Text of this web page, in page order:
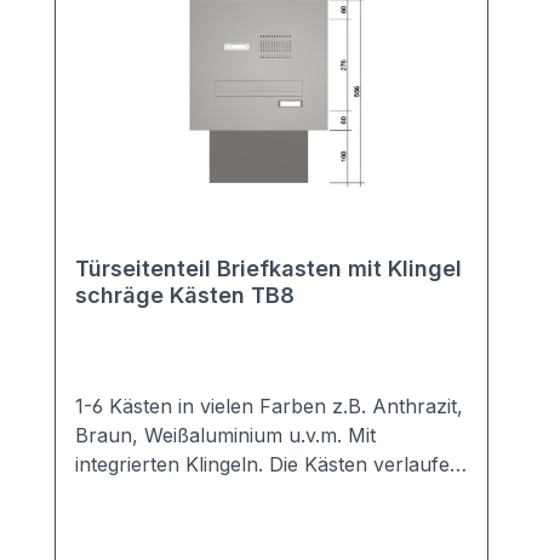
Türseitenteil Briefkasten mit Klingel
schräge Kästen TB8
1-6 Kästen in vielen Farben z.B. Anthrazit,
Braun, Weißaluminium u.v.m. Mit
integrierten Klingeln. Die Kästen verlaufen